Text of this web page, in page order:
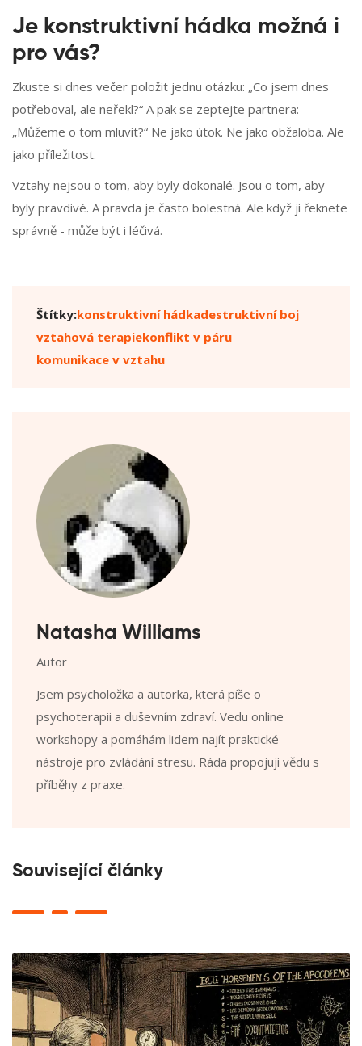
Je konstruktivní hádka možná i
pro vás?
Zkuste si dnes večer položit jednu otázku: „Co jsem dnes
potřeboval, ale neřekl?“ A pak se zeptejte partnera:
„Můžeme o tom mluvit?“ Ne jako útok. Ne jako obžaloba. Ale
jako příležitost.
Vztahy nejsou o tom, aby byly dokonalé. Jsou o tom, aby
byly pravdivé. A pravda je často bolestná. Ale když ji řeknete
správně - může být i léčivá.
Štítky:konstruktivní hádkadestruktivní boj
vztahová terapiekonflikt v páru
komunikace v vztahu
Natasha Williams
Autor
Jsem psycholožka a autorka, která píše o
psychoterapii a duševním zdraví. Vedu online
workshopy a pomáhám lidem najít praktické
nástroje pro zvládání stresu. Ráda propojuji vědu s
příběhy z praxe.
Související články